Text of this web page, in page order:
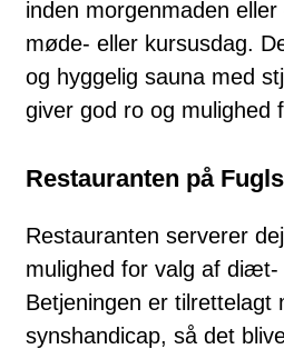
inden morgenmaden
møde- eller kursusdag.
og hyggelig sauna med
giver god ro og mulighed
Restauranten på
Restauranten serverer
mulighed for valg af diæt-
Betjeningen er tilrettelagt
synshandicap, så det